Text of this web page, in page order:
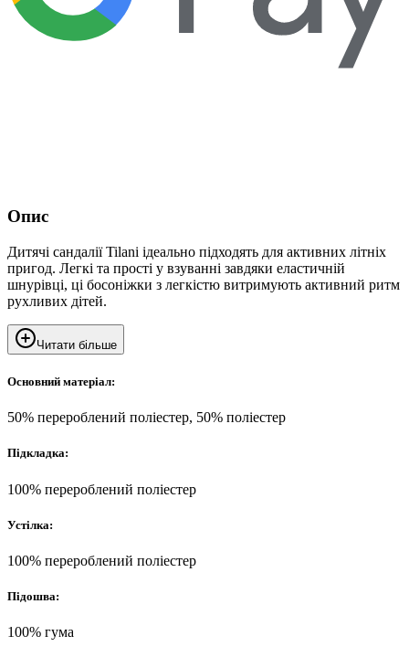
Опис
Дитячі сандалії Tilani ідеально підходять для активних літніх
пригод. Легкі та прості у взуванні завдяки еластичній
шнурівці, ці босоніжки з легкістю витримують активний ритм
рухливих дітей.
Читати більше
Основний матеріал:
50% перероблений поліестер, 50% поліестер
Підкладка:
100% перероблений поліестер
Устілка:
100% перероблений поліестер
Підошва:
100% гума